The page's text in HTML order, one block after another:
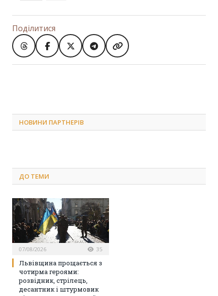
Поділитися
НОВИНИ ПАРТНЕРІВ
ДО ТЕМИ
07/08/2026 35
Львівщина прощається з
чотирма героями:
розвідник, стрілець,
десантник і штурмовик